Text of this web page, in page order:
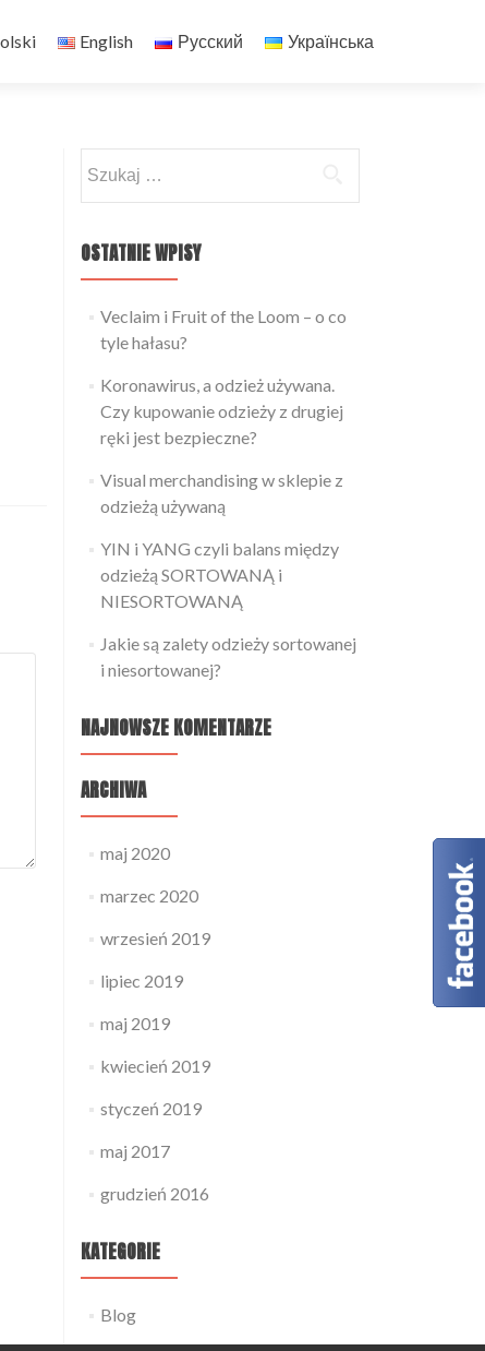
English Русский Українська
OSTATNIE WPISY
Veclaim i Fruit of the Loom – o co
tyle hałasu?
Koronawirus, a odzież używana.
Czy kupowanie odzieży z drugiej
ręki jest bezpieczne?
Visual merchandising w sklepie z
odzieżą używaną
YIN i YANG czyli balans między
odzieżą SORTOWANĄ i
NIESORTOWANĄ
Jakie są zalety odzieży sortowanej
i niesortowanej?
NAJNOWSZE KOMENTARZE
ARCHIWA
maj 2020
marzec 2020
wrzesień 2019
lipiec 2019
maj 2019
kwiecień 2019
styczeń 2019
maj 2017
grudzień 2016
KATEGORIE
Blog